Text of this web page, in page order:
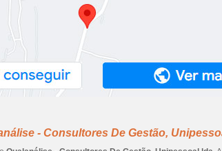
- Consultores De Gestão,